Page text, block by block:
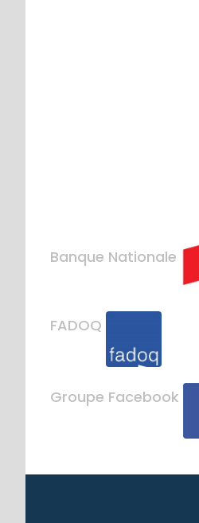
Banque Nationale
FADOQ
Groupe Facebook